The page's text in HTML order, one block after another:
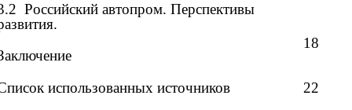
Российский автопром. Перспективы
18
использованных источников
22